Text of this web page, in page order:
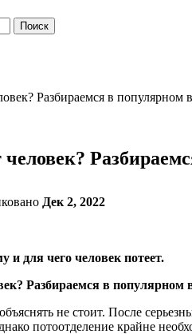
Разбираемся в
человек?
Дек 2, 2022
и для чего человек потеет.
не стоит. После
потоотделение крайне